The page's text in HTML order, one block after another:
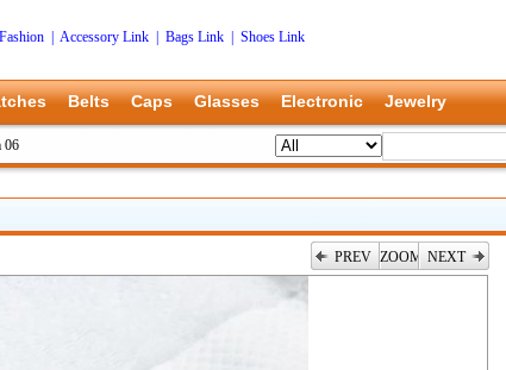
Fashion Accessory Link Bags Link
Shoes Link
Belts Caps Glasses Electronic Jewelry
06
PREV ZOOM NEXT